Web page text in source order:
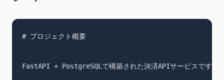
# プロジェクト概要
FastAPI + PostgreSQLで構築された決済APIサービスです。